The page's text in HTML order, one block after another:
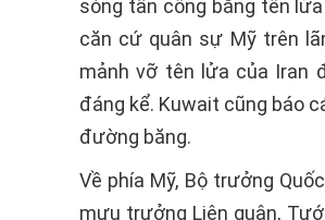
sóng tấn công bằng tên
căn cứ quân sự Mỹ trên
mảnh vỡ tên lửa của Iran
đáng kể. Kuwait cũng báo
đường băng.
Về phía Mỹ, Bộ trưởng
mưu trưởng Liên quân,